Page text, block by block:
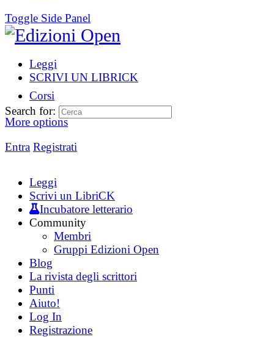
Toggle Side Panel
Leggi
SCRIVI UN LIBRICK
Corsi
More options
Entra Registrati
Search for:
Leggi
Scrivi un LibriCK
Incubatore letterario
Community
Membri
Gruppi Edizioni Open
Blog
La rivista degli scrittori
Punti
Aiuto!
Log In
Registrazione